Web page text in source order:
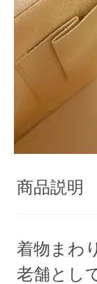
商品説明
着物まわ
老舗とし